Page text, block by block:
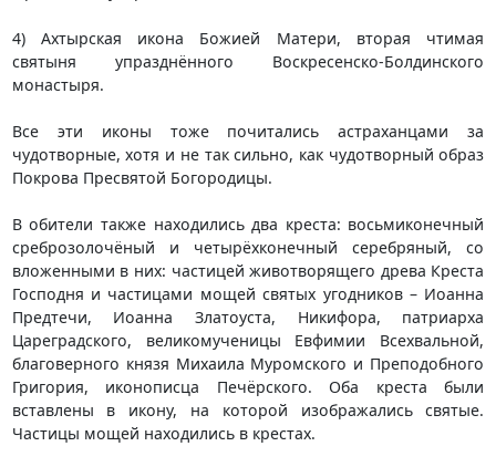
4) Ахтырская икона Божией Матери, вторая чтимая
святыня упразднённого Воскресенско-Болдинского
монастыря.
Все эти иконы тоже почитались астраханцами за
чудотворные, хотя и не так сильно, как чудотворный образ
Покрова Пресвятой Богородицы.
В обители также находились два креста: восьмиконечный
среброзолочёный и четырёхконечный серебряный, со
вложенными в них: частицей животворящего древа Креста
Господня и частицами мощей святых угодников – Иоанна
Предтечи, Иоанна Златоуста, Никифора, патриарха
Цареградского, великомученицы Евфимии Всехвальной,
благоверного князя Михаила Муромского и Преподобного
Григория, иконописца Печёрского. Оба креста были
вставлены в икону, на которой изображались святые.
Частицы мощей находились в крестах.